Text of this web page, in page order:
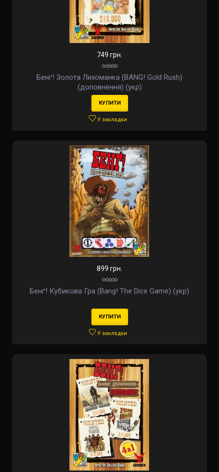
749 грн.
Бенґ! Золота Лихоманка (BANG! Gold Rush)
(доповнення) (укр)
КУПИТИ
У закладки
899 грн.
Бенґ! Кубикова Гра (Bang! The Dice Game) (укр)
КУПИТИ
У закладки